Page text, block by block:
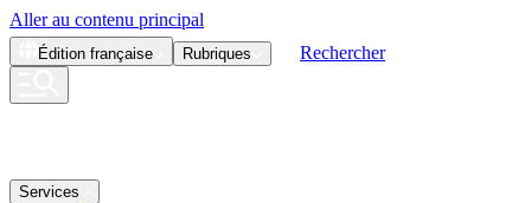
Aller au contenu principal
Édition française Rubriques Rechercher
Services